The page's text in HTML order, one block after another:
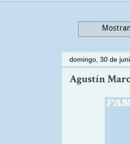
domingo, 30 de
Agustín